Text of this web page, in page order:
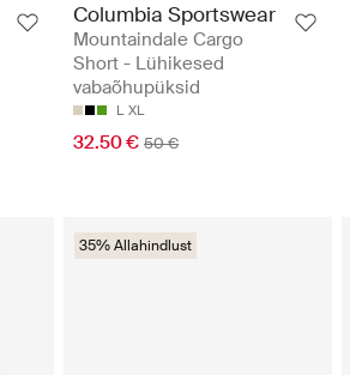
Columbia Sportswear
Mountaindale Cargo
Short - Lühikesed
vabaõhupüksid
L XL
32.50 € 50 €
35% Allahindlust